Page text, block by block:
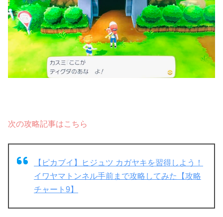
次の攻略記事はこちら
【ピカブイ】ヒジュツ カガヤキを習得しよう！
イワヤマトンネル手前まで攻略してみた【攻略
チャート9】